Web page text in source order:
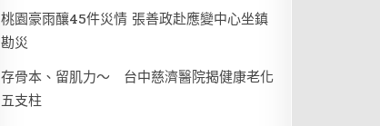
桃園豪雨釀45件災情 張善政赴應變中心坐鎮
勘災
存骨本、留肌力～ 台中慈濟醫院揭健康老化
五支柱